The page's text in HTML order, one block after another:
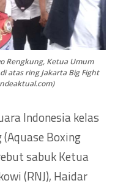
Rengkung, Ketua Umum
atas ring Jakarta Big Fight
Indonesia kelas
Boxing
sabuk Ketua
(RNJ), Haidar